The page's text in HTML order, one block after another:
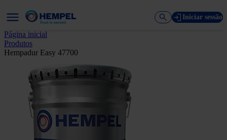
Iniciar sessão
Página inicial
Produtos
Hempadur Easy 47700